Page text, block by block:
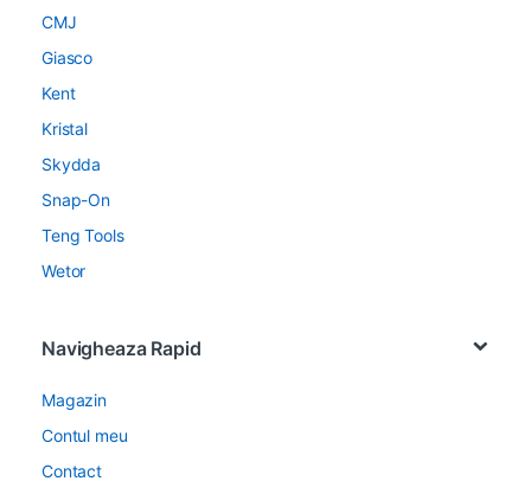
CMJ
Giasco
Kent
Kristal
Skydda
Snap-On
Teng Tools
Wetor
Navigheaza Rapid
Magazin
Contul meu
Contact